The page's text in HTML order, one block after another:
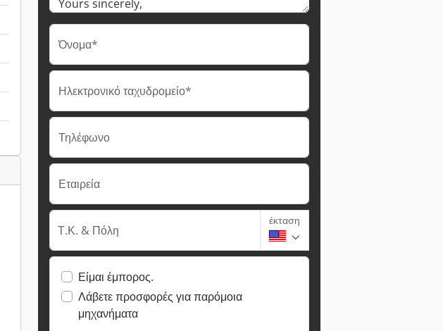
Όνομα*
Ηλεκτρονικό ταχυδρομείο*
Τηλέφωνο
Εταιρεία
Τ.Κ. & Πόλη
έκταση
Είμαι έμπορος.
Λάβετε προσφορές για παρόμοια
μηχανήματα